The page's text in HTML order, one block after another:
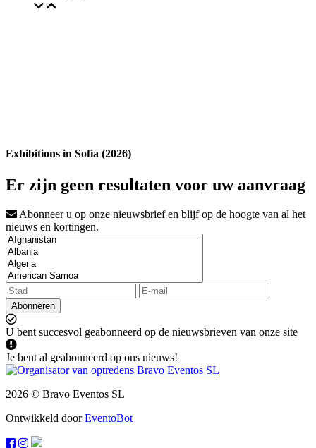
Exhibitions in Sofia (2026)
Er zijn geen resultaten voor uw aanvraag
Abonneer u op onze nieuwsbrief en blijf op de hoogte van al het
nieuws en kortingen.
Abonneren
U bent succesvol geabonneerd op de nieuwsbrieven van onze site
Je bent al geabonneerd op ons nieuws!
2026 © Bravo Eventos SL
Ontwikkeld doorEventoBot